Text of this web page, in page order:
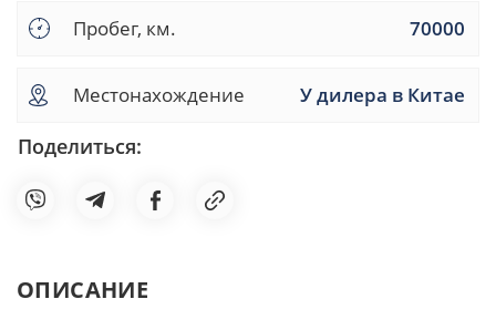
Пробег, км. 70000
Местонахождение У дилера в Китае
Поделиться:
ОПИСАНИЕ